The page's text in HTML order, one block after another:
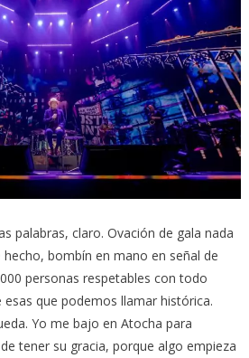
palabras, claro. Ovación de gala nada
bombín en mano en señal de
personas respetables con todo
que podemos llamar histórica.
Yo me bajo en Atocha para
tener su gracia, porque algo empieza